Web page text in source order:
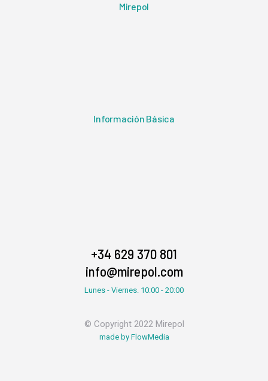
Mirepol
Información Básica
+34 629 370 801
info@mirepol.com
Lunes - Viernes. 10:00 - 20:00
© Copyright 2022 Mirepol
made by FlowMedia